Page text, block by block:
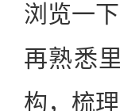
浏览一
再熟悉
构，梳